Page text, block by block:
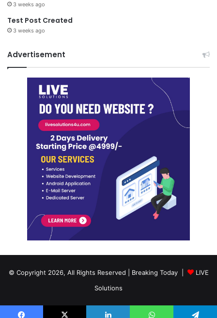
3 weeks ago
Test Post Created
3 weeks ago
Advertisement
© Copyright 2026, All Rights Reserved | Breaking Today |
LIVE
Solutions